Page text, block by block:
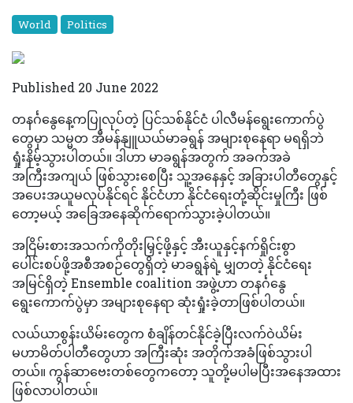
World Politics
Published 20 June 2022
တနင်္ဂနွေနေ့ကပြုလုပ်တဲ့ ပြင်သစ်နိုင်ငံ ပါလီမန်ရွေးကောက်ပွဲ
တွေမှာ သမ္မတ အီမန်နျူယယ်မာခရွန် အများစုနေရာ မရရှိဘဲ
ရှုံးနိမ့်သွားပါတယ်။ ဒါဟာ မာခရွန်အတွက် အခက်အခဲ
အကြီးအကျယ် ဖြစ်သွားစေပြီး သူ့အနေနှင့် အခြားပါတီတွေနှင့်
အပေးအယူမလုပ်နိုင်ရင် နိုင်ငံဟာ နိုင်ငံရေးတုံ့ဆိုင်းမှုကြီး ဖြစ်
တော့မယ့် အခြေအနေဆိုက်ရောက်သွားခဲ့ပါတယ်။
အငြိမ်းစားအသက်ကိုတိုးမြှင့်ဖို့နှင့် အီးယူနှင့်နက်ရှိုင်းစွာ
ပေါင်းစပ်ဖို့အစီအစဉ်တွေရှိတဲ့ မာခရွန်ရဲ့ မျှတတဲ့ နိုင်ငံရေး
အမြင်ရှိတဲ့ Ensemble coalition အဖွဲ့ဟာ တနင်္ဂနွေ
ရွေးကောက်ပွဲမှာ အများစုနေရာ ဆုံးရှုံးခဲ့တာဖြစ်ပါတယ်။
လယ်ယာစွန်းယိမ်းတွေက စံချိန်တင်နိုင်ခဲ့ပြီးလက်ဝဲယိမ်း
မဟာမိတ်ပါတီတွေဟာ အကြီးဆုံး အတိုက်အခံဖြစ်သွားပါ
တယ်။ ကွန်ဆာဗေးတစ်တွေကတော့ သူတို့မပါမပြီးအနေအထား
ဖြစ်လာပါတယ်။